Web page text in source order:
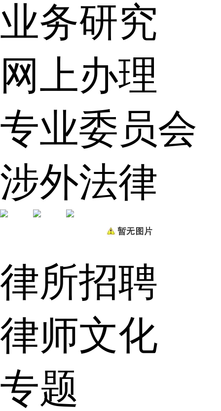
业务研究
网上办理
专业委员会
涉外法律
律所招聘
律师文化
专题